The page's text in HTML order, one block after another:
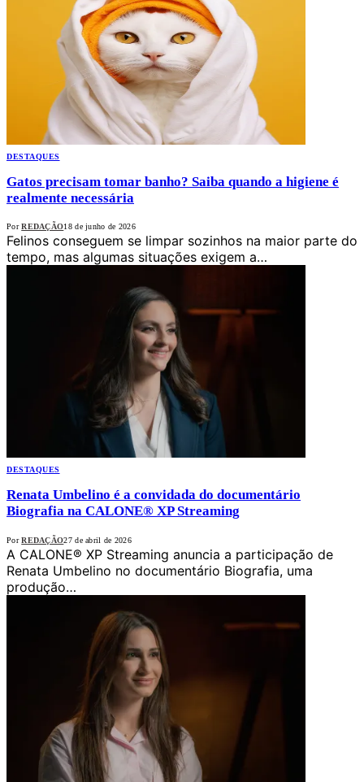
DESTAQUES
Gatos precisam tomar banho? Saiba quando a higiene é
realmente necessária
Por REDAÇÃO18 de junho de 2026
Felinos conseguem se limpar sozinhos na maior parte do
tempo, mas algumas situações exigem a…
DESTAQUES
Renata Umbelino é a convidada do documentário
Biografia na CALONE® XP Streaming
Por REDAÇÃO27 de abril de 2026
A CALONE® XP Streaming anuncia a participação de
Renata Umbelino no documentário Biografia, uma
produção…